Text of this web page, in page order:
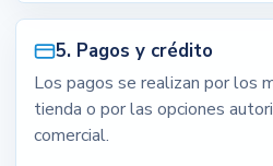
5. Pagos y crédito
Los pagos se realizan por los
tienda o por las opciones
comercial.